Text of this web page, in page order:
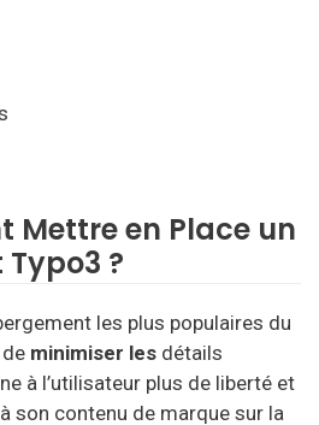
Mettre en Place un
?
les plus populaires du
minimiser les détails
à l’utilisateur plus de liberté et
son contenu de marque sur la